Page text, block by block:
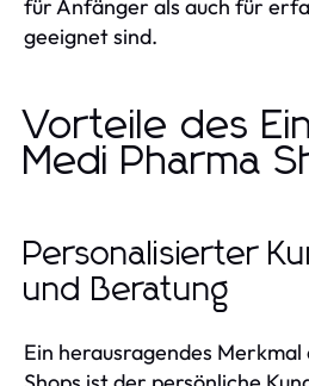
für Anfänger als auch für
geeignet sind.
Vorteile des
Medi Pharma
Personalisierter
und Beratung
Ein herausragendes